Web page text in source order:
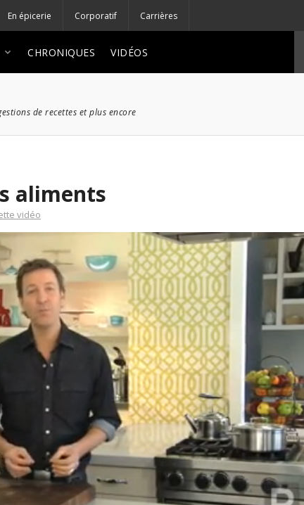
En épicerie Corporatif Carrières
CHRONIQUES VIDÉOS
de recettes et plus encore
aliments
vidéo